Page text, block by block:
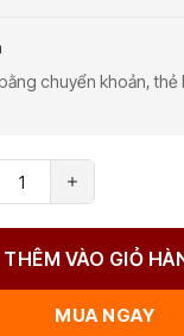
chuyển khoản, thẻ
THÊM VÀO GIỎ
MUA NGAY